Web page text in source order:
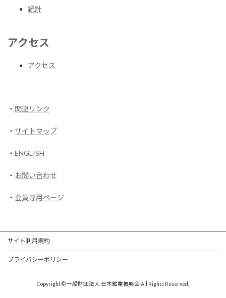
統計
アクセス
アクセス
・ 関連リンク
・ サイトマップ
・ ENGLISH
・ お問い合わせ
・ 会員専用ページ
サイト利用規約
プライバシーポリシー
Copyright © 一般財団法人 日本鉱業振興会 All Rights Reserved.